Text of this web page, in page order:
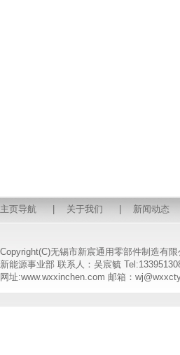
主页导航 关于我们 新闻动态
Copyright(C)无锡市新宸通用零部件制造有
新能源事业部 联系人：吴宸毓
网址:www.wxxinchen.com 邮箱：